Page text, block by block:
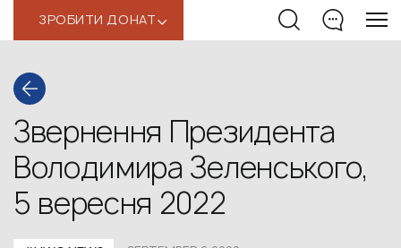
ЗРОБИТИ ДОНАТ‹
Звернення Президента
Володимира Зеленського,
5 вересня 2022